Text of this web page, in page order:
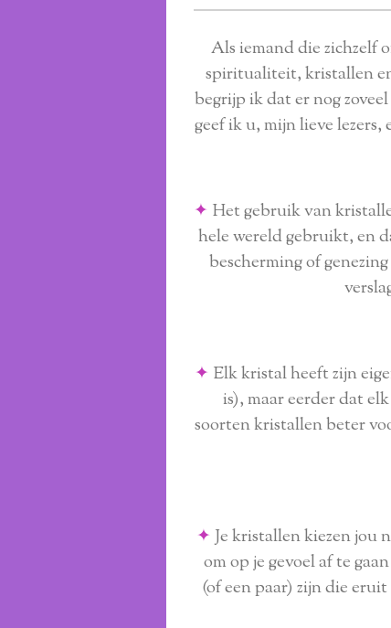
Als iemand die zichzelf
spiritualiteit, kristallen
begrijp ik dat er nog
geef ik u, mijn lieve
✦ Het gebruik van
hele wereld gebruikt, en
bescherming of
✦ Elk kristal heeft zijn
is), maar eerder dat
soorten kristallen beter
✦ Je kristallen kiezen jou
om op je gevoel af te
(of een paar) zijn die